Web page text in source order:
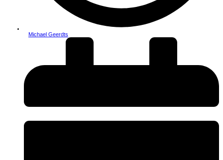
Michael Geerdts